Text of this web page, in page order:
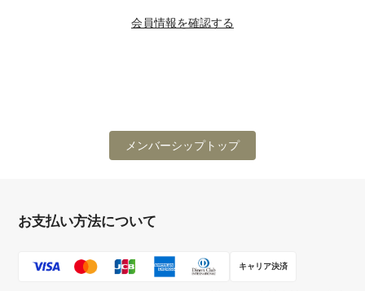
会員情報を確認する
メンバーシップトップ
お支払い方法について
キャリア決済